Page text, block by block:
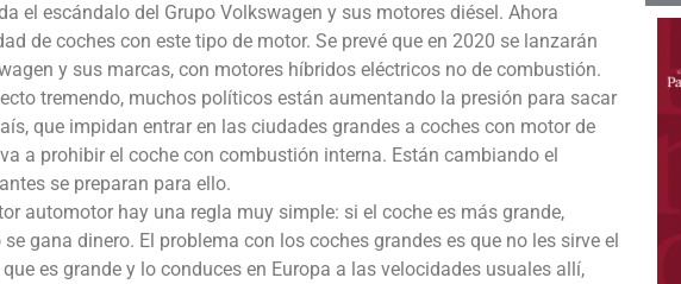
el escándalo del Grupo Volkswagen y sus motores diésel. Ahora
de coches con este tipo de motor. Se prevé que en 2020 se lanzarán
y sus marcas, con motores híbridos eléctricos no de combustión.
tremendo, muchos políticos están aumentando la presión para sacar
que impidan entrar en las ciudades grandes a coches con motor de
a prohibir el coche con combustión interna. Están cambiando el
se preparan para ello.
automotor hay una regla muy simple: si el coche es más grande,
gana dinero. El problema con los coches grandes es que no les sirve el
es grande y lo conduces en Europa a las velocidades usuales allí,